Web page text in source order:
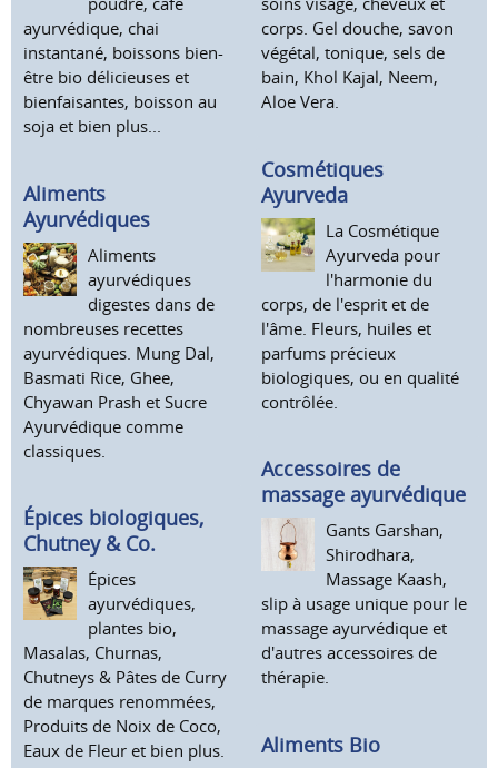
ayurvédique, chai
instantané, boissons bien-
être bio délicieuses et
bienfaisantes, boisson au
soja et bien plus...
Aliments
Ayurvédiques
Aliments
ayurvédiques
digestes dans de
nombreuses recettes
ayurvédiques. Mung Dal,
Basmati Rice, Ghee,
Chyawan Prash et Sucre
Ayurvédique comme
classiques.
Épices biologiques,
Chutney & Co.
Épices
ayurvédiques,
plantes bio,
Masalas, Churnas,
Chutneys & Pâtes de Curry
de marques renommées,
Produits de Noix de Coco,
Eaux de Fleur et bien plus.
corps. Gel douche, savon
végétal, tonique, sels de
bain, Khol Kajal, Neem,
Aloe Vera.
Cosmétiques
Ayurveda
La Cosmétique
Ayurveda pour
l'harmonie du
corps, de l'esprit et de
l'âme. Fleurs, huiles et
parfums précieux
biologiques, ou en qualité
contrôlée.
Accessoires de
massage ayurvédique
Gants Garshan,
Shirodhara,
Massage Kaash,
slip à usage unique pour le
massage ayurvédique et
d'autres accessoires de
thérapie.
Aliments Bio